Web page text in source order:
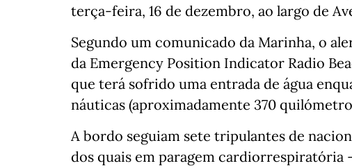
terça-feira, 16 de dezembro, ao largo de
Segundo um comunicado da Marinha, o
da Emergency Position Indicator Radio
que terá sofrido uma entrada de água
náuticas (aproximadamente 370
A bordo seguiam sete tripulantes de
dos quais em paragem cardiorrespiratória